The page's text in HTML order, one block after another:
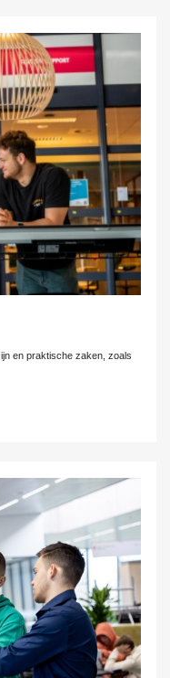
en praktische zaken, zoals